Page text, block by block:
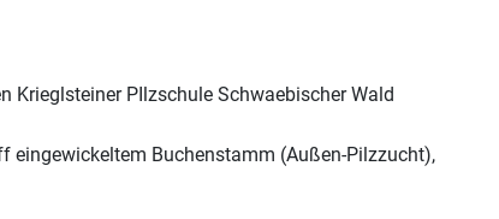
eingewickeltem Buchenstamm (Außen-Pilzzucht),